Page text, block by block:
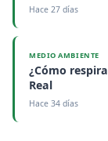
Hace 27 días
MEDIO AMBIENTE
¿Cómo
Real
Hace 34 días